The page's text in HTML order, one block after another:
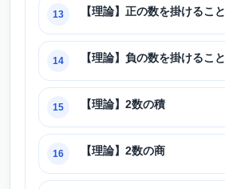
13 【理論】正の数を掛けること
14 【理論】負の数を掛けること
15 【理論】2数の積
16 【理論】2数の商